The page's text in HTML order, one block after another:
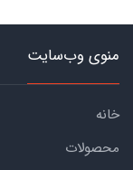
منوی وب‌سایت
خانه
محصولات